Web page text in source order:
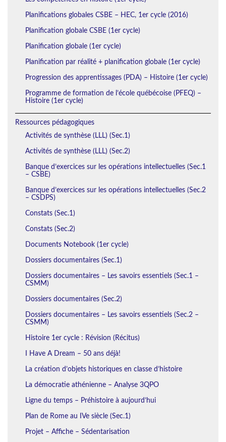
Planifications globales CSBE – HEC, 1er cycle (2016)
Planification globale CSBE (1er cycle)
Planification globale (1er cycle)
Planification par réalité + planification globale (1er cycle)
Progression des apprentissages (PDA) – Histoire (1er cycle)
Programme de formation de l’école québécoise (PFEQ) –
Histoire (1er cycle)
Ressources pédagogiques
Activités de synthèse (LLL) (Sec.1)
Activités de synthèse (LLL) (Sec.2)
Banque d’exercices sur les opérations intellectuelles (Sec.1
– CSBE)
Banque d’exercices sur les opérations intellectuelles (Sec.2
– CSDPS)
Constats (Sec.1)
Constats (Sec.2)
Documents Notebook (1er cycle)
Dossiers documentaires (Sec.1)
Dossiers documentaires – Les savoirs essentiels (Sec.1 –
CSMM)
Dossiers documentaires (Sec.2)
Dossiers documentaires – Les savoirs essentiels (Sec.2 –
CSMM)
Histoire 1er cycle : Révision (Récitus)
I Have A Dream – 50 ans déjà!
La création d’objets historiques en classe d’histoire
La démocratie athénienne – Analyse 3QPO
Ligne du temps – Préhistoire à aujourd’hui
Plan de Rome au IVe siècle (Sec.1)
Projet – Affiche – Sédentarisation